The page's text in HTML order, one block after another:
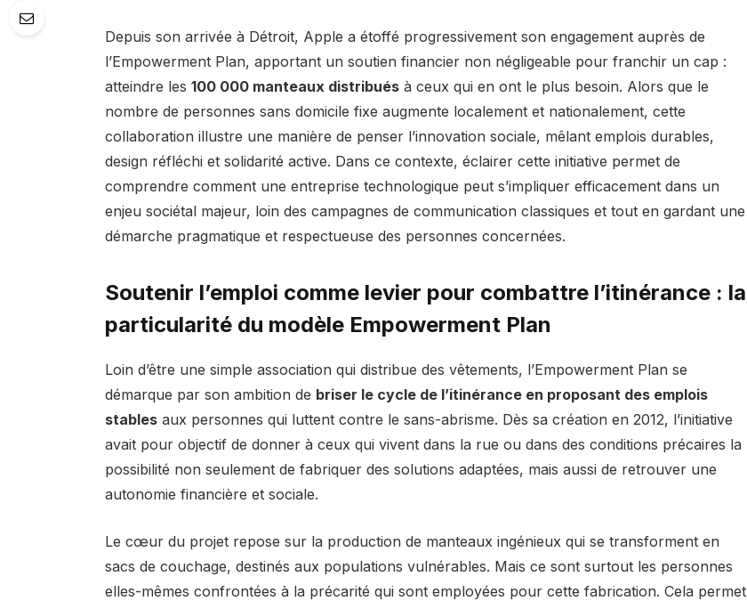
Depuis son arrivée à Détroit, Apple a étoffé progressivement son engagement auprès de
l’Empowerment Plan, apportant un soutien financier non négligeable pour franchir un cap :
atteindre les 100 000 manteaux distribuésà ceux qui en ont le plus besoin. Alors que le
nombre de personnes sans domicile fixe augmente localement et nationalement, cette
collaboration illustre une manière de penser l’innovation sociale, mêlant emplois durables,
design réfléchi et solidarité active. Dans ce contexte, éclairer cette initiative permet de
comprendre comment une entreprise technologique peut s’impliquer efficacement dans un
enjeu sociétal majeur, loin des campagnes de communication classiques et tout en gardant une
démarche pragmatique et respectueuse des personnes concernées.
Soutenir l’emploi comme levier pour combattre l’itinérance : la
particularité du modèle Empowerment Plan
Loin d’être une simple association qui distribue des vêtements, l’Empowerment Plan se
démarque par son ambition de briser le cycle de l’itinérance en proposant des emplois
stablesaux personnes qui luttent contre le sans-abrisme. Dès sa création en 2012, l’initiative
avait pour objectif de donner à ceux qui vivent dans la rue ou dans des conditions précaires la
possibilité non seulement de fabriquer des solutions adaptées, mais aussi de retrouver une
autonomie financière et sociale.
Le cœur du projet repose sur la production de manteaux ingénieux qui se transforment en
sacs de couchage, destinés aux populations vulnérables. Mais ce sont surtout les personnes
elles-mêmes confrontées à la précarité qui sont employées pour cette fabrication. Cela permet